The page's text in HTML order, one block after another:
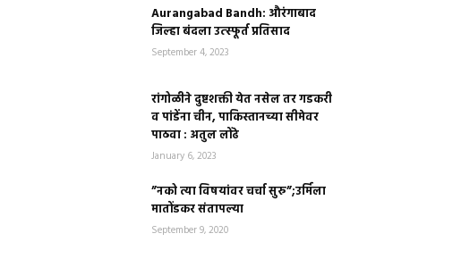
Aurangabad Bandh: औरंगाबाद
जिल्हा बंदला उत्स्फूर्त प्रतिसाद
September 4, 2023
रांगोळीने दुष्टशक्ती येत नसेल तर गडकरी
व पांडेंना चीन, पाकिस्तानच्या सीमेवर
पाठवा : अतुल लोंढे
January 6, 2023
”नको त्या विषयांवर चर्चा सुरु”;उर्मिला
मातोंडकर संतापल्या
September 9, 2020